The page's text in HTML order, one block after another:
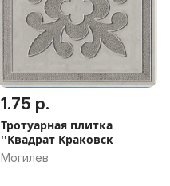
1.75 р.
Тротуарная плитка
''Квадрат Краковск
Могилев